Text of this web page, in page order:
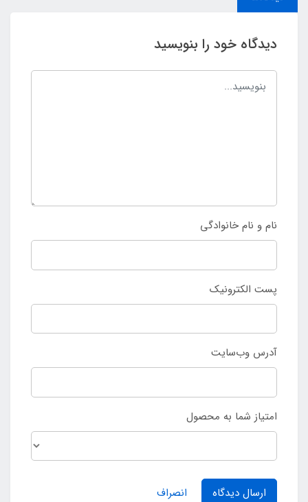
دیدگاه خود را بنویسید
نام و نام خانوادگی
پست الکترونیک
آدرس وب‌سایت
امتیاز شما به محصول
ارسال دیدگاه انصراف